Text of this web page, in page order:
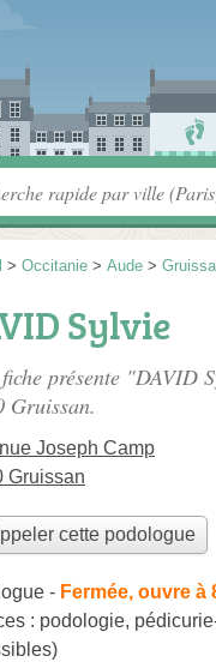
> Occitanie > Aude >
Sylvie
présente "DAVID
Gruissan.
Joseph Camp
Gruissan
cette podologue
- Fermée, ouvre à
: podologie,